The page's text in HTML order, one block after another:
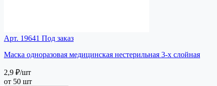
Арт. 19641 Под заказ
Маска одноразовая медицинская нестерильная 3-х слойная
2,9 ₽/шт
от 50 шт